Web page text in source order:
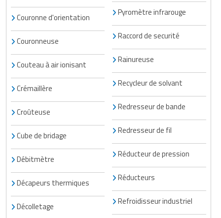
Couronne d'orientation
Couronneuse
Couteau à air ionisant
Crémaillère
Croûteuse
Cube de bridage
Débitmètre
Décapeurs thermiques
Décolletage
Pyromètre infrarouge
Raccord de securité
Rainureuse
Recycleur de solvant
Redresseur de bande
Redresseur de fil
Réducteur de pression
Réducteurs
Refroidisseur industriel